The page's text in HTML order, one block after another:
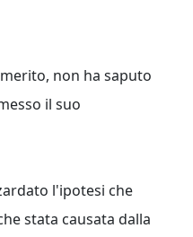
non ha saputo
il suo
l'ipotesi che
stata causata dalla